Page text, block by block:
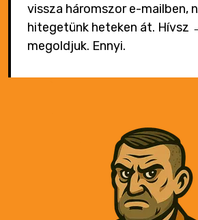
vissza háromszor e-mailben,
hitegetünk heteken át. Hívsz
megoldjuk. Ennyi.